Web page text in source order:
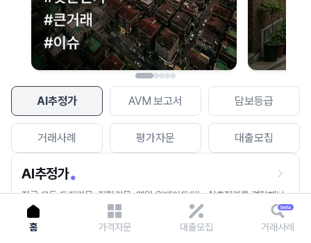
AI추정가 AVM 보고서 담보등급
거래사례 평가자문 대출모집
AI추정가
전국 모든 토지건물, 집합건물, 매월 업데이트되는 AI추정가를 경험해보
세요.
홈 가격자문 대출모집 거래사례